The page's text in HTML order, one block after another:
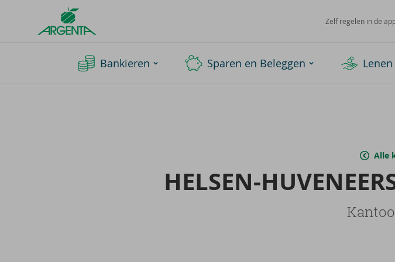
Argenta
Homepage
Zelf regelen in de
Bankieren Sparen en Beleggen Lenen
Alle
HELSEN-​